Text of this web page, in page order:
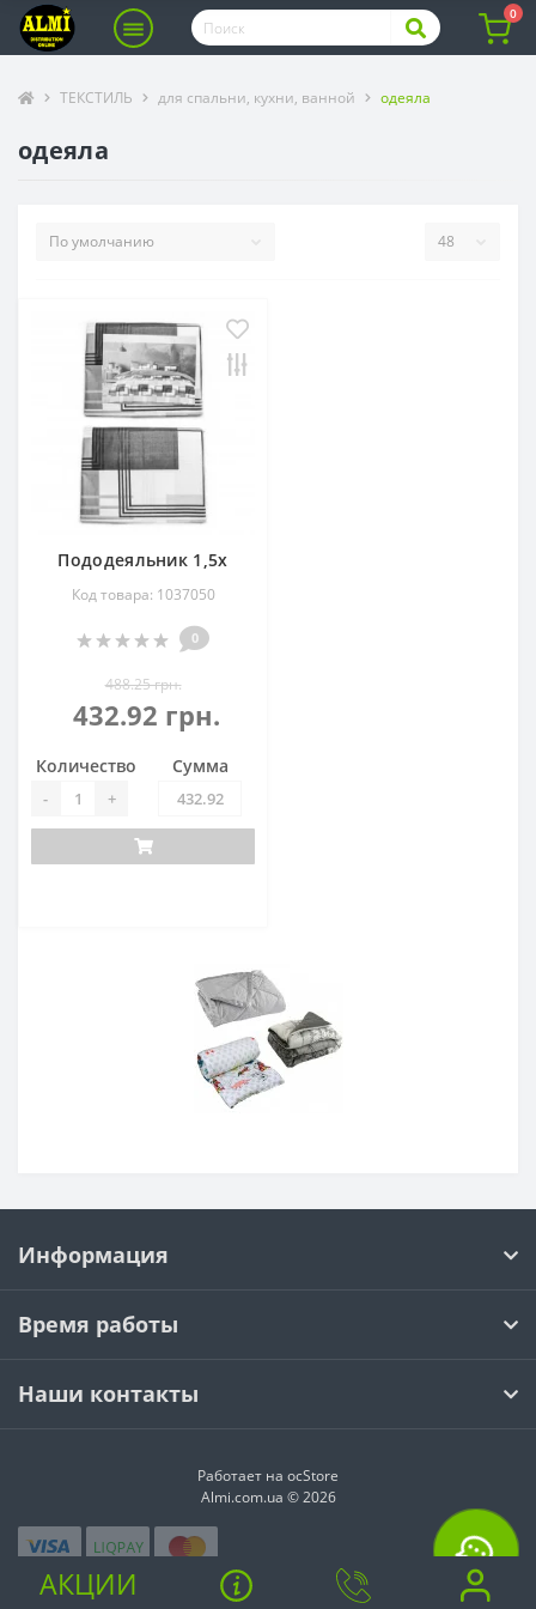
0
ТЕКСТИЛЬ для спальни, кухни, ванной одеяла
одеяла
Пододеяльник 1,5х
Код товара: 1037050
0
488.25 грн.
432.92 грн.
Количество
- +
Сумма
Информация
Время работы
Наши контакты
Работает на ocStore
Almi.com.ua © 2026
АКЦИИ